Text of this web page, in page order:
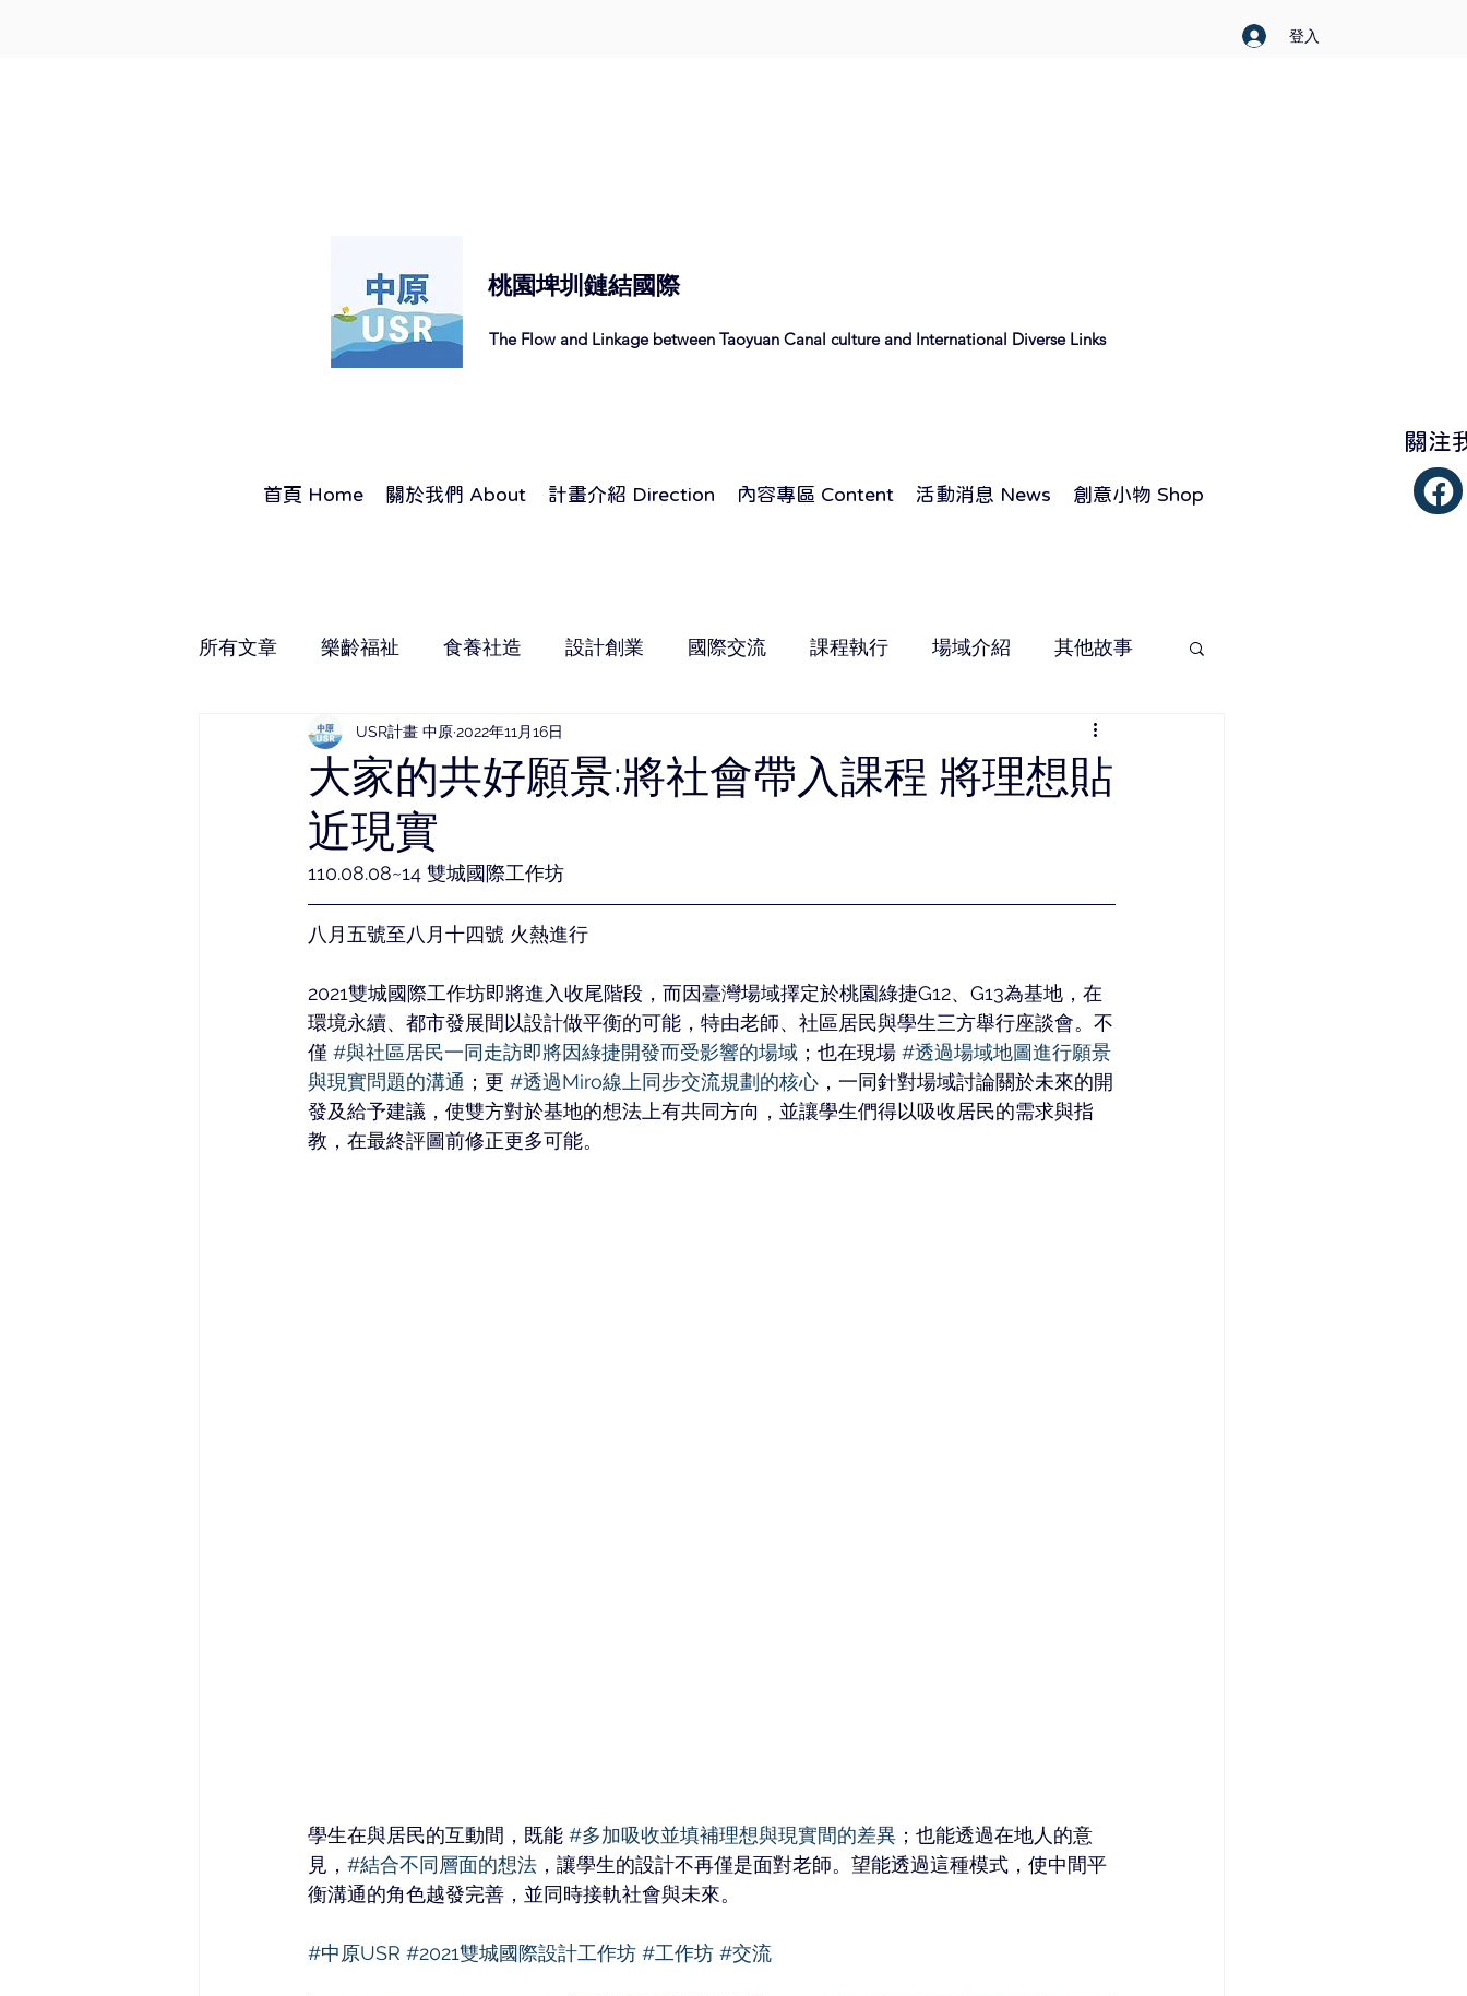
登入
關注
首頁 Home 關於我們 About 計畫介紹 Direction 內容專區 Content 活動消息 News 創意小物 Shop
桃園埤圳 鏈結國際
The Flow and Linkage between Taoyuan Canal culture and International Diverse Links
所有文章 樂齡福祉 食養社造 設計創業 國際交流 課程執行 場域介紹 其他故事
大家的共好願景:將社會帶入課程 將理想貼
近現實
USR計畫 中原2022年11月16日
110.08.08~14 雙城國際工作坊
八月五號至八月十四號 火熱進行
2021雙城國際工作坊即將進入收尾階段，而因臺灣場域擇定於桃園綠捷G12、G13為基地，在
環境永續、都市發展間以設計做平衡的可能，特由老師、社區居民與學生三方舉行座談會。不
僅 #與社區居民一同走訪即將因綠捷開發而受影響的場域 ；也在現場 #透過場域地圖進行願景
與現實問題的溝通 ；更 #透過Miro線上同步交流規劃的核心 ，一同針對場域討論關於未來的開
發及給予建議，使雙方對於基地的想法上有共同方向，並讓學生們得以吸收居民的需求與指
教，在最終評圖前修正更多可能。
學生在與居民的互動間，既能 #多加吸收並填補理想與現實間的差異 ；也能透過在地人的意
見， #結合不同層面的想法 ，讓學生的設計不再僅是面對老師。望能透過這種模式，使中間平
衡溝通的角色越發完善，並同時接軌社會與未來。
#中原USR #2021雙城國際設計工作坊 #工作坊 #交流